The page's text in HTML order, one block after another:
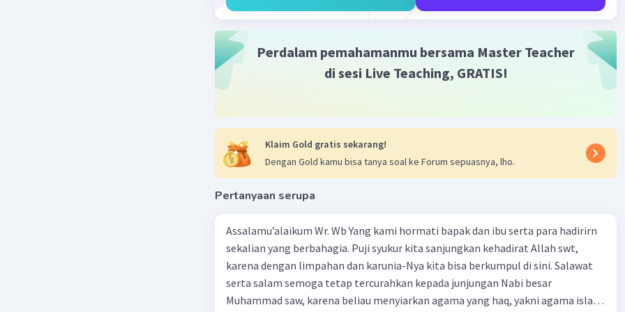
Perdalam pemahamanmu bersama Master Teacher
di sesi Live Teaching, GRATIS!
Klaim Gold gratis sekarang!
Dengan Gold kamu bisa tanya soal ke Forum sepuasnya, lho.
Pertanyaan serupa
Assalamu’alaikum Wr. Wb Yang kami hormati bapak dan ibu serta para hadirirn
sekalian yang berbahagia. Puji syukur kita sanjungkan kehadirat Allah swt,
karena dengan limpahan dan karunia-Nya kita bisa berkumpul di sini. Salawat
serta salam semoga tetap tercurahkan kepada junjungan Nabi besar
Muhammad saw, karena beliau menyiarkan agama yang haq, yakni agama islam,